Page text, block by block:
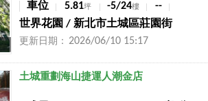
車位 5.81坪 -5/24樓
--
世界花園 / 新北市土城區莊園街
更新日期： 2026/06/10 15:17
土城重劃海山捷運人潮金店